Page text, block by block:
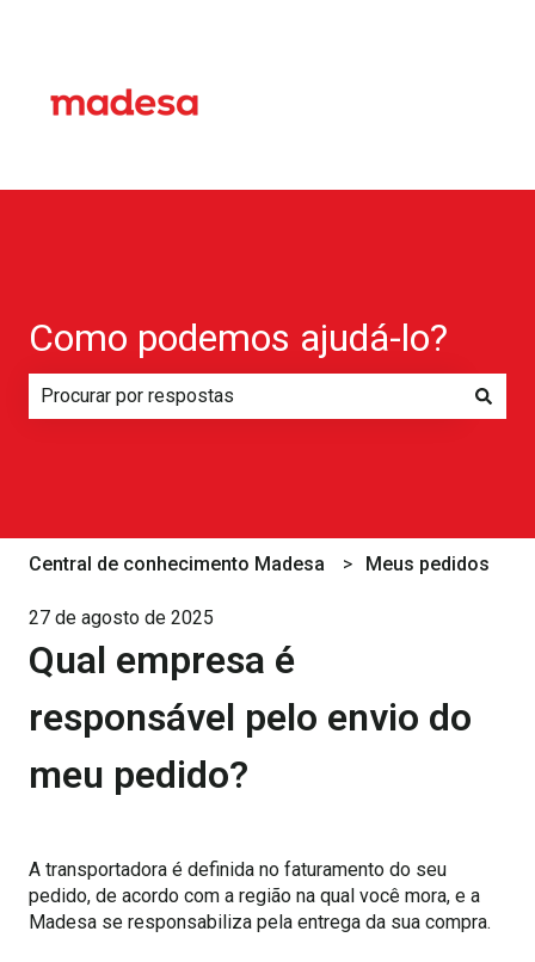
Como podemos ajudá-lo?
Central de conhecimento Madesa Meus pedidos
27 de agosto de 2025
Qual empresa é
responsável pelo envio do
meu pedido?
A transportadora é definida no faturamento do seu
pedido, de acordo com a região na qual você mora, e a
Madesa se responsabiliza pela entrega da sua compra.